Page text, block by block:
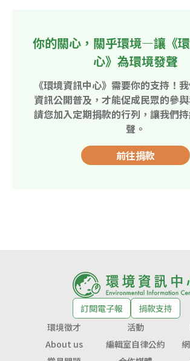
你的關心，關乎環境—讓《
心》為環境發聲
《環境資訊中心》需要你的支持！
資訊公開普及，才能促成民眾的參
請您加入定期捐款的行列，讓我們
聲。
前往捐款
訂閱電子報
捐款支持
環境徵才
活動
About us
編輯室自律公約